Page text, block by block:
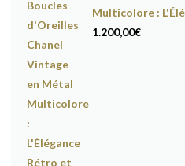
Multicolore :
1.200,00€